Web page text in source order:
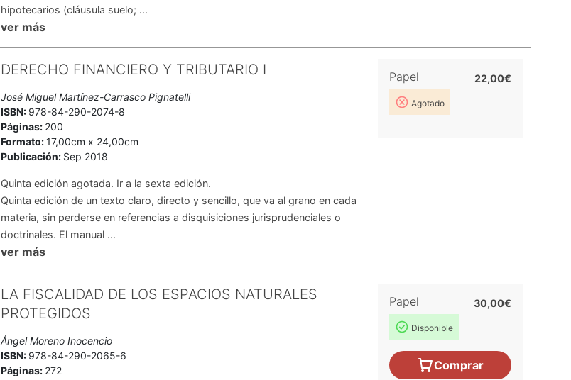
hipotecarios (cláusula suelo; ...
ver más
DERECHO FINANCIERO Y TRIBUTARIO I
José Miguel Martínez-Carrasco Pignatelli
ISBN: 978-84-290-2074-8
Páginas: 200
Formato:17,00cm x 24,00cm
Publicación: Sep 2018
Quinta edición agotada. Ir a la sexta edición.
Quinta edición de un texto claro, directo y sencillo, que va al grano en cada
materia, sin perderse en referencias a disquisiciones jurisprudenciales o
doctrinales. El manual ...
ver más
Papel
Agotado
22,00€
LA FISCALIDAD DE LOS ESPACIOS NATURALES
PROTEGIDOS
Ángel Moreno Inocencio
ISBN: 978-84-290-2065-6
Páginas: 272
Papel
Disponible
30,00€
Comprar